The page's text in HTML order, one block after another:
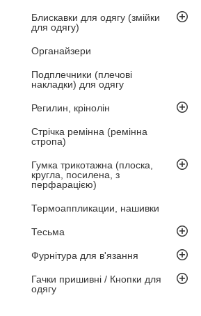
Блискавки для одягу (змійки
для одягу)
Органайзери
Подплечники (плечові
накладки) для одягу
Регилин, крінолін
Стрічка ремінна (ремінна
стропа)
Гумка трикотажна (плоска,
кругла, посилена, з
перфарацією)
Термоаппликации, нашивки
Тесьма
Фурнітура для в'язання
Гачки пришивні / Кнопки для
одягу